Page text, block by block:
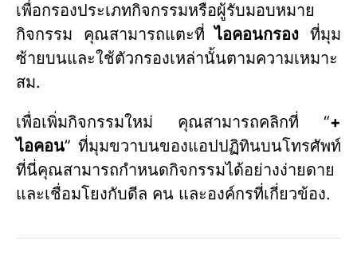
เพื่อกรองประเภทกิจกรรมหรือผู้รับมอบหมาย
กิจกรรม คุณสามารถแตะที่ ไอคอนกรอง ที่มุม
ซ้ายบนและใช้ตัวกรองเหล่านั้นตามความเหมาะ
สม.
เพื่อเพิ่มกิจกรรมใหม่ คุณสามารถคลิกที่ “+
ไอคอน” ที่มุมขวาบนของแอปปฏิทินบนโทรศัพท์
ที่นี่คุณสามารถกำหนดกิจกรรมได้อย่างง่ายดาย
และเชื่อมโยงกับดีล คน และองค์กรที่เกี่ยวข้อง.